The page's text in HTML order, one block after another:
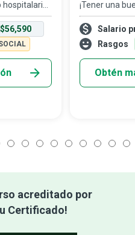
que todos
r
$56,590
¡Tener una
Los
los alimentos
la salud y
Salario
Rasgos
Obtén
acreditado por
Certificado!